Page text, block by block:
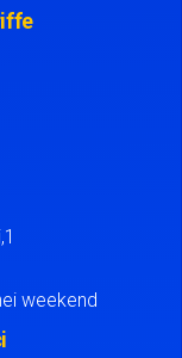
weekend